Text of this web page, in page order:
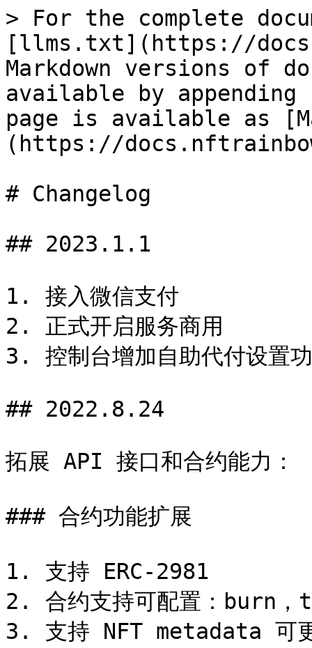
> For the complete
[llms.txt](https://
Markdown versions of
available by
page is available as
(https://
# Changelog
## 2023.1.1
1. 接入微信支付
2. 正式开启服务商用
3. 控制台增加自助代付设置
## 2022.8.24
拓展 API 接口和合约能力：
### 合约功能扩展
1. 支持 ERC-2981
2. 合约支持可配置：burn
3. 支持 NFT metadata 可